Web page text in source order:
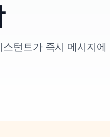
턴트가 즉시 메시지에